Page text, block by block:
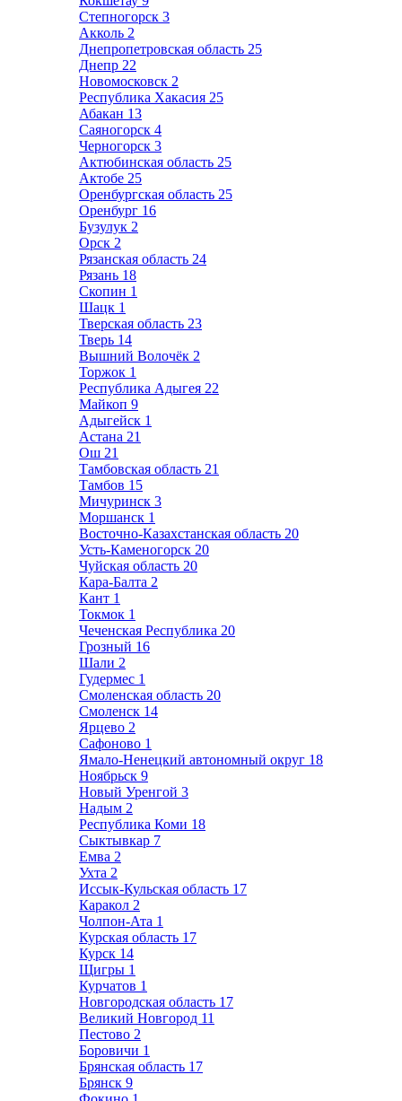
Степногорск 3
Акколь 2
Днепропетровская область 25
Днепр 22
Новомосковск 2
Республика Хакасия 25
Абакан 13
Саяногорск 4
Черногорск 3
Актюбинская область 25
Актобе 25
Оренбургская область 25
Оренбург 16
Бузулук 2
Орск 2
Рязанская область 24
Рязань 18
Скопин 1
Шацк 1
Тверская область 23
Тверь 14
Вышний Волочёк 2
Торжок 1
Республика Адыгея 22
Майкоп 9
Адыгейск 1
Астана 21
Ош 21
Тамбовская область 21
Тамбов 15
Мичуринск 3
Моршанск 1
Восточно-Казахстанская область 20
Усть-Каменогорск 20
Чуйская область 20
Кара-Балта 2
Кант 1
Токмок 1
Чеченская Республика 20
Грозный 16
Шали 2
Гудермес 1
Смоленская область 20
Смоленск 14
Ярцево 2
Сафоново 1
Ямало-Ненецкий автономный округ 18
Ноябрьск 9
Новый Уренгой 3
Надым 2
Республика Коми 18
Сыктывкар 7
Емва 2
Ухта 2
Иссык-Кульская область 17
Каракол 2
Чолпон-Ата 1
Курская область 17
Курск 14
Щигры 1
Курчатов 1
Новгородская область 17
Великий Новгород 11
Пестово 2
Боровичи 1
Брянская область 17
Брянск 9